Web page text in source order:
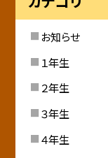
お知らせ
１年生
２年生
３年生
４年生